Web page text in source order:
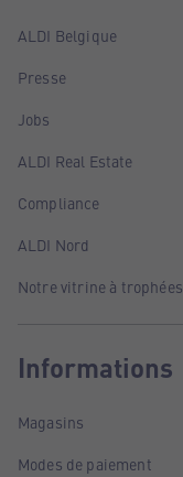
ALDI Belgique
Presse
Jobs
ALDI Real Estate
Compliance
ALDI Nord
Notre vitrine à trophées
Informations
Magasins
Modes de paiement